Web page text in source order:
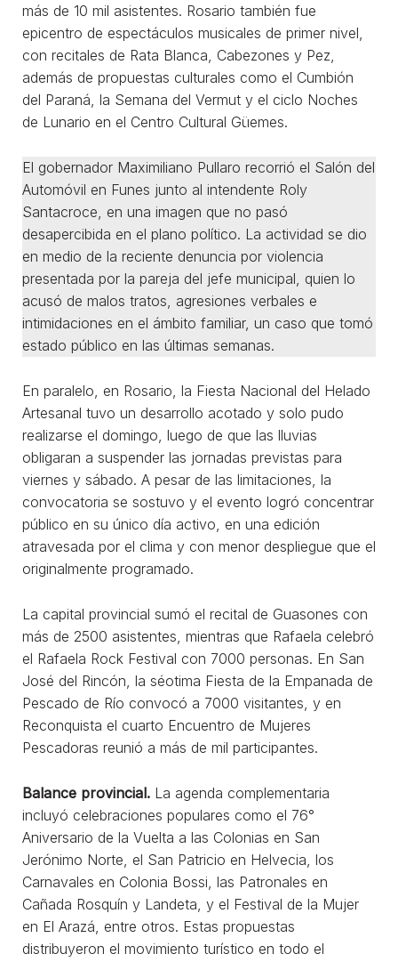
más de 10 mil asistentes. Rosario también fue
epicentro de espectáculos musicales de primer nivel,
con recitales de Rata Blanca, Cabezones y Pez,
además de propuestas culturales como el Cumbión
del Paraná, la Semana del Vermut y el ciclo Noches
de Lunario en el Centro Cultural Güemes.
El gobernador Maximiliano Pullaro recorrió el Salón del
Automóvil en Funes junto al intendente Roly
Santacroce, en una imagen que no pasó
desapercibida en el plano político. La actividad se dio
en medio de la reciente denuncia por violencia
presentada por la pareja del jefe municipal, quien lo
acusó de malos tratos, agresiones verbales e
intimidaciones en el ámbito familiar, un caso que tomó
estado público en las últimas semanas.
En paralelo, en Rosario, la Fiesta Nacional del Helado
Artesanal tuvo un desarrollo acotado y solo pudo
realizarse el domingo, luego de que las lluvias
obligaran a suspender las jornadas previstas para
viernes y sábado. A pesar de las limitaciones, la
convocatoria se sostuvo y el evento logró concentrar
público en su único día activo, en una edición
atravesada por el clima y con menor despliegue que el
originalmente programado.
La capital provincial sumó el recital de Guasones con
más de 2500 asistentes, mientras que Rafaela celebró
el Rafaela Rock Festival con 7000 personas. En San
José del Rincón, la séotima Fiesta de la Empanada de
Pescado de Río convocó a 7000 visitantes, y en
Reconquista el cuarto Encuentro de Mujeres
Pescadoras reunió a más de mil participantes.
Balance provincial. La agenda complementaria
incluyó celebraciones populares como el 76°
Aniversario de la Vuelta a las Colonias en San
Jerónimo Norte, el San Patricio en Helvecia, los
Carnavales en Colonia Bossi, las Patronales en
Cañada Rosquín y Landeta, y el Festival de la Mujer
en El Arazá, entre otros. Estas propuestas
distribuyeron el movimiento turístico en todo el